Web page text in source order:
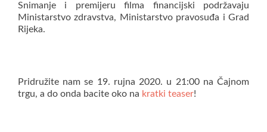
Snimanje i premijeru filma financijski podržavaju
Ministarstvo zdravstva, Ministarstvo pravosuđa i Grad
Rijeka.
Pridružite nam se 19. rujna 2020. u 21:00 na Čajnom
trgu, a do onda bacite oko na kratki teaser!